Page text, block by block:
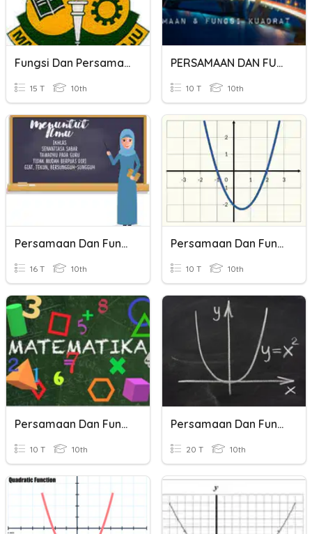
Fungsi Dan Persamaan Kuadratik Ting 4
15 T 10th
PERSAMAAN DAN FUNGSI KUADRAT
10 T 10th
Persamaan Dan Fungsi Kuadrat
16 T 10th
Persamaan Dan Fungsi Kuadrat
10 T 10th
Persamaan Dan Fungsi Kuadrat
10 T 10th
Persamaan Dan Fungsi Kuadrat
20 T 10th